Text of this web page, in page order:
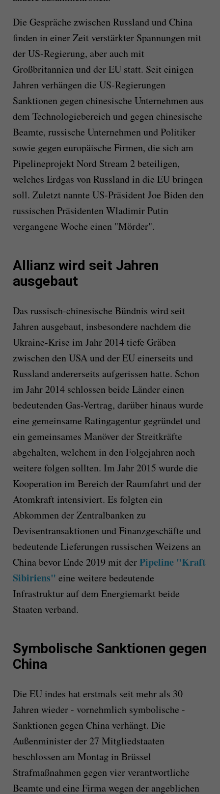
Die Gespräche zwischen Russland und China
finden in einer Zeit verstärkter Spannungen mit
der US-Regierung, aber auch mit
Großbritannien und der EU statt. Seit einigen
Jahren verhängen die US-Regierungen
Sanktionen gegen chinesische Unternehmen aus
dem Technologiebereich und gegen chinesische
Beamte, russische Unternehmen und Politiker
sowie gegen europäische Firmen, die sich am
Pipelineprojekt Nord Stream 2 beteiligen,
welches Erdgas von Russland in die EU bringen
soll. Zuletzt nannte US-Präsident Joe Biden den
russischen Präsidenten Wladimir Putin
vergangene Woche einen "Mörder".
Allianz wird seit Jahren
ausgebaut
Das russisch-chinesische Bündnis wird seit
Jahren ausgebaut, insbesondere nachdem die
Ukraine-Krise im Jahr 2014 tiefe Gräben
zwischen den USA und der EU einerseits und
Russland andererseits aufgerissen hatte. Schon
im Jahr 2014 schlossen beide Länder einen
bedeutenden Gas-Vertrag, darüber hinaus wurde
eine gemeinsame Ratingagentur gegründet und
ein gemeinsames Manöver der Streitkräfte
abgehalten, welchem in den Folgejahren noch
weitere folgen sollten. Im Jahr 2015 wurde die
Kooperation im Bereich der Raumfahrt und der
Atomkraft intensiviert. Es folgten ein
Abkommen der Zentralbanken zu
Devisentransaktionen und Finanzgeschäfte und
bedeutende Lieferungen russischen Weizens an
China bevor Ende 2019 mit derPipeline "Kraft
Sibiriens" eine weitere bedeutende
Infrastruktur auf dem Energiemarkt beide
Staaten verband.
Symbolische Sanktionen gegen
China
Die EU indes hat erstmals seit mehr als 30
Jahren wieder - vornehmlich symbolische -
Sanktionen gegen China verhängt. Die
Außenminister der 27 Mitgliedstaaten
beschlossen am Montag in Brüssel
Strafmaßnahmen gegen vier verantwortliche
Beamte und eine Firma wegen der angeblichen